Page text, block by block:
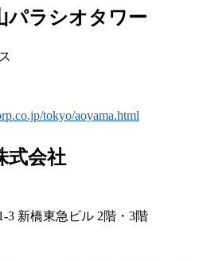
パラシオタワー
tokyo/aoyama.html
式会社
3 新橋東急ビル 2階・3階